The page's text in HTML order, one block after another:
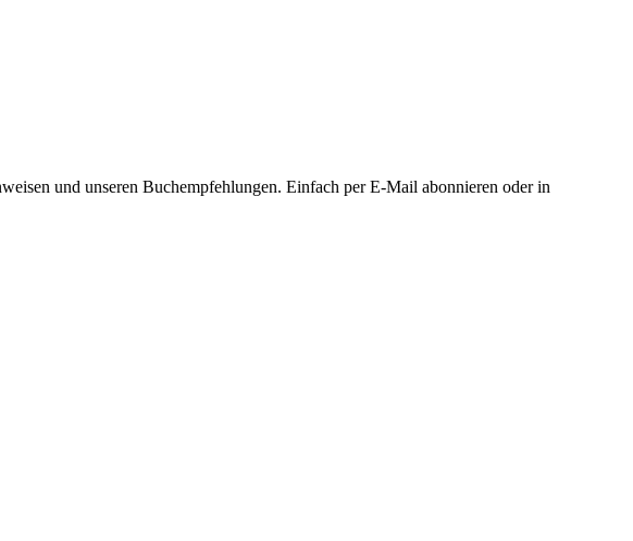
und unseren Buchempfehlungen. Einfach per E-Mail abonnieren oder in